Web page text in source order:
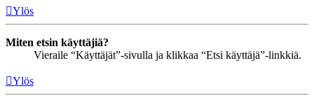
Ylös
Miten etsin käyttäjiä?
Vieraile “Käyttäjät”-sivulla ja klikkaa “Etsi käyttäjä”-linkkiä.
Ylös